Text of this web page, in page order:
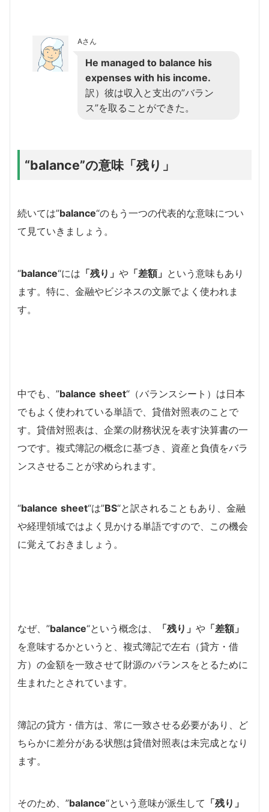
Aさん
He managed to balance his
expenses with his income.
訳）彼は収入と支出の”バラン
ス”を取ることができた。
“balance”の意味「残り」
続いては”balance“のもう一つの代表的な意味につい
て見ていきましょう。
“balance“には 「残り」 や 「差額」 という意味もあり
ます。特に、金融やビジネスの文脈でよく使われま
す。
中でも、”balance sheet“（バランスシート）は日本
でもよく使われている単語で、貸借対照表のことで
す。貸借対照表は、企業の財務状況を表す決算書の一
つです。複式簿記の概念に基づき、資産と負債をバラ
ンスさせることが求められます。
“balance sheet“は”BS“と訳されることもあり、金融
や経理領域ではよく見かける単語ですので、この機会
に覚えておきましょう。
なぜ、”balance“という概念は、 「残り」 や 「差額」
を意味するかというと、複式簿記で左右（貸方・借
方）の金額を一致させて財源のバランスをとるために
生まれたとされています。
簿記の貸方・借方は、常に一致させる必要があり、ど
ちらかに差分がある状態は貸借対照表は未完成となり
ます。
そのため、”balance“という意味が派生して 「残り」